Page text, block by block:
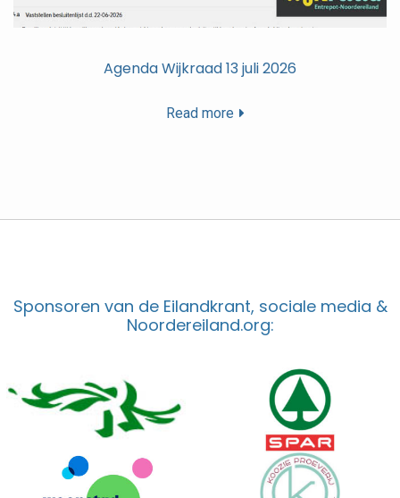
Agenda Wijkraad 13 juli 2026
Read more
Sponsoren van de Eilandkrant, sociale media &
Noordereiland.org: